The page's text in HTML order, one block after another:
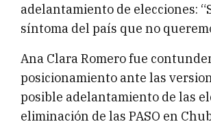
adelantamiento de elecciones:
síntoma del país que no
Ana Clara Romero fue
posicionamiento ante las
posible adelantamiento de las
eliminación de las PASO en